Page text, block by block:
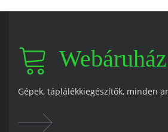
Webáruház
Gépek, táplálékkiegészítők, minden